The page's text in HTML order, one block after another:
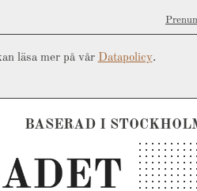
läsa mer på vår Datapolicy.
BASERAD I